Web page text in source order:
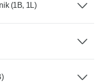
(1B, 1L)